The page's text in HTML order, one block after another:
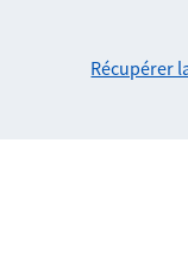
Récupérer